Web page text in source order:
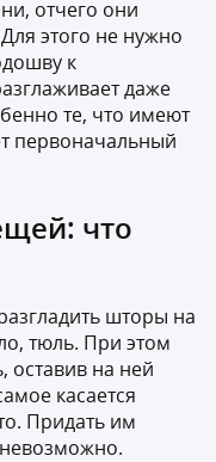
отчего они
этого не нужно
к
даже
те, что имеют
первоначальный
что
шторы на
тюль. При этом
оставив на ней
касается
Придать им